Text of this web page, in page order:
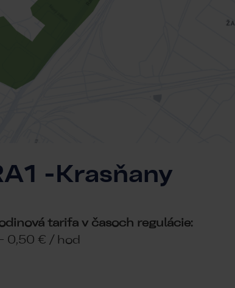
-Krasňany
tarifa v časoch regulácie:
€ / hod